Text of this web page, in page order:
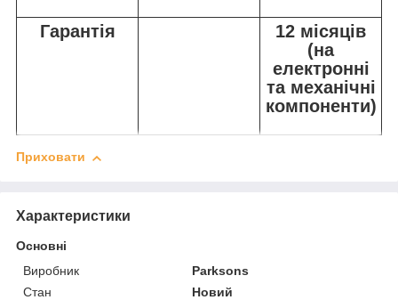
Гарантія
12 місяців
(на
електронні
та механічні
компоненти)
Приховати
Характеристики
Основні
Виробник
Parksons
Стан
Новий